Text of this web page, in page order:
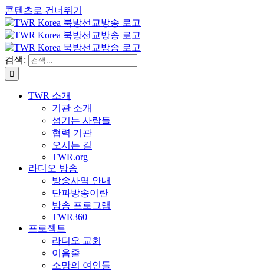
콘텐츠로 건너뛰기
검색:
TWR 소개
기관 소개
섬기는 사람들
협력 기관
오시는 길
TWR.org
라디오 방송
방송사역 안내
단파방송이란
방송 프로그램
TWR360
프로젝트
라디오 교회
이음줄
소망의 여인들